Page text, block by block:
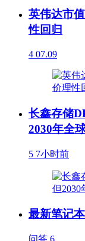
英伟达市
性回归
4 07.09
长鑫存储
2030年全
5 7小时前
最新笔记
问答 6